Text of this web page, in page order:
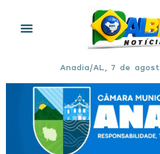
Anadia/AL, 7 de